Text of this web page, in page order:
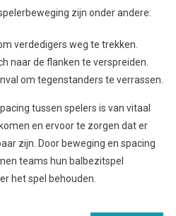
zijn onder andere:
verdedigers weg te trekken.
naar de flanken te verspreiden.
om tegenstanders te verrassen.
tussen spelers is van vitaal
en ervoor te zorgen dat er
zijn. Door beweging en spacing
teams hun balbezitspel
het spel behouden.